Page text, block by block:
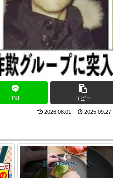
LINE コピー
2026.08.01 2025.09.27